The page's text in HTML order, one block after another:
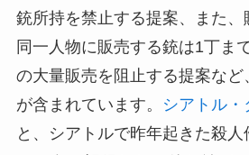
銃所持を禁止する提案、また、
同一人物に販売する銃は1丁ま
の大量販売を阻止する提案な
が含まれています。
シアトル・
と、シアトルで昨年起きた殺人